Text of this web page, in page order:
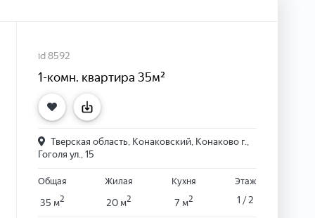
id 8592
1-комн. квартира 35м²
Тверская область, Конаковский, Конаково г.,
Гоголя ул., 15
Общая
35 м2
Жилая
20 м2
Кухня
7 м2
Этаж
1 / 2